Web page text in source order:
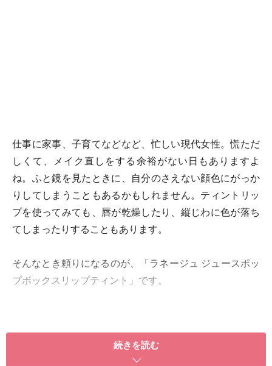
仕事に家事、子育てなどなど、忙しい現代女性。慌ただ
しくて、メイク直しをする余裕がない日もありますよ
ね。ふと鏡を見たときに、自分のさえない顔色にがっか
りしてしまうこともあるかもしれません。ティントリッ
プを使ってみても、唇が乾燥したり、縦じわに色が落ち
てしまったりすることもあります。
そんなとき頼りになるのが、「ラネージュ ジュースポッ
プボックスリップティント」です。
りそうでなかったティント
続きを読む